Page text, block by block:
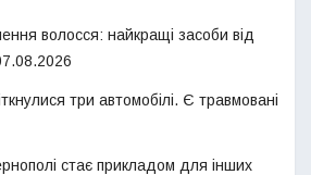
волосся: найкращі засоби від
три автомобілі. Є травмовані
стає прикладом для інших